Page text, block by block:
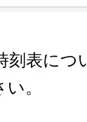
刻表につ
。